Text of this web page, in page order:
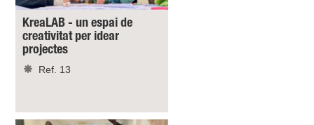
KreaLAB - un espai de
creativitat per idear
projectes
Ref. 13